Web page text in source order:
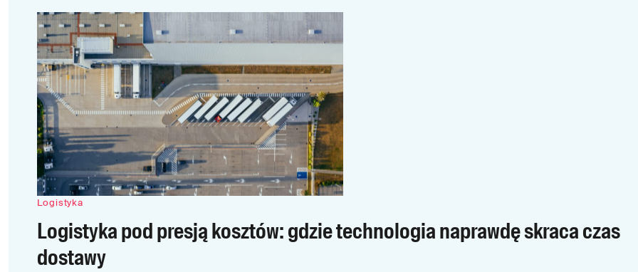
Logistyka
Logistyka pod presją kosztów: gdzie technologia naprawdę skraca czas
dostawy